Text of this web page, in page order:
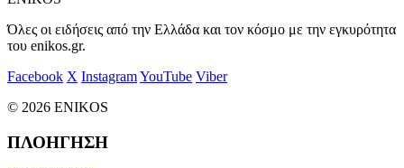
Όλες οι ειδήσεις από την Ελλάδα και τον κόσμο με την εγκυρότητα
του enikos.gr.
Facebook X InstagramYouTube Viber
© 2026 ENIKOS
ΠΛΟΗΓΗΣΗ